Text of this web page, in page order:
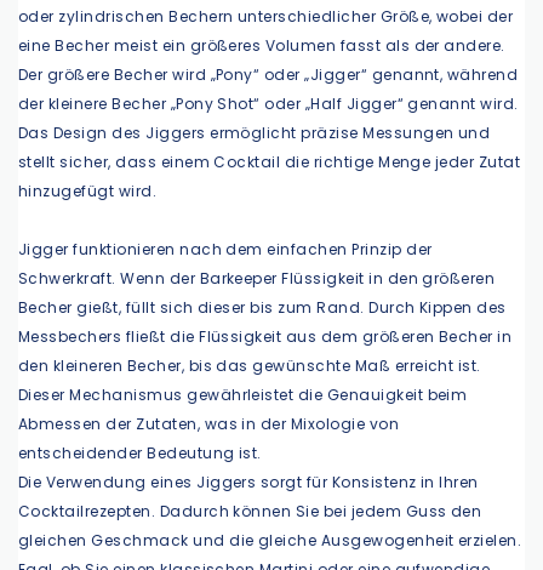
oder zylindrischen Bechern unterschiedlicher Größe, wobei der
eine Becher meist ein größeres Volumen fasst als der andere.
Der größere Becher wird „Pony“ oder „Jigger“ genannt, während
der kleinere Becher „Pony Shot“ oder „Half Jigger“ genannt wird.
Das Design des Jiggers ermöglicht präzise Messungen und
stellt sicher, dass einem Cocktail die richtige Menge jeder Zutat
hinzugefügt wird.
Jigger funktionieren nach dem einfachen Prinzip der
Schwerkraft. Wenn der Barkeeper Flüssigkeit in den größeren
Becher gießt, füllt sich dieser bis zum Rand. Durch Kippen des
Messbechers fließt die Flüssigkeit aus dem größeren Becher in
den kleineren Becher, bis das gewünschte Maß erreicht ist.
Dieser Mechanismus gewährleistet die Genauigkeit beim
Abmessen der Zutaten, was in der Mixologie von
entscheidender Bedeutung ist.
Die Verwendung eines Jiggers sorgt für Konsistenz in Ihren
Cocktailrezepten. Dadurch können Sie bei jedem Guss den
gleichen Geschmack und die gleiche Ausgewogenheit erzielen.